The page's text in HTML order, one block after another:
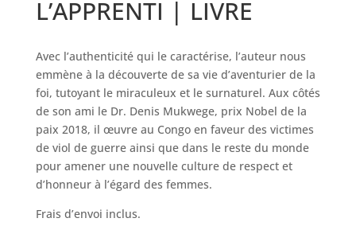
L’APPRENTI | LIVRE
Avec l’authenticité qui le caractérise, l’auteur nous
emmène à la découverte de sa vie d’aventurier de la
foi, tutoyant le miraculeux et le surnaturel. Aux côtés
de son ami le Dr. Denis Mukwege, prix Nobel de la
paix 2018, il œuvre au Congo en faveur des victimes
de viol de guerre ainsi que dans le reste du monde
pour amener une nouvelle culture de respect et
d’honneur à l’égard des femmes.
Frais d’envoi inclus.